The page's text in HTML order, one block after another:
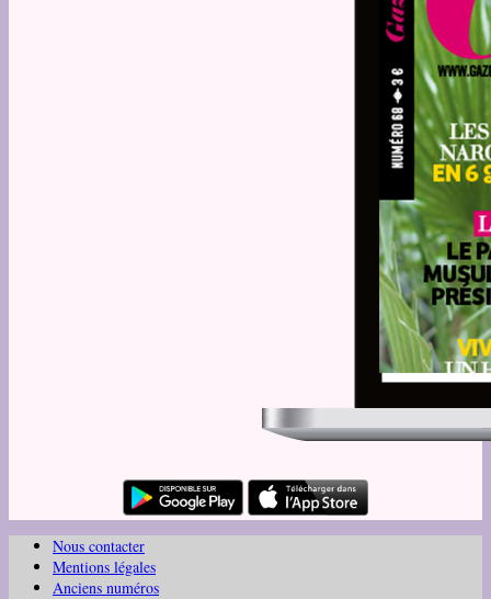
Nous contacter
Mentions légales
Anciens numéros